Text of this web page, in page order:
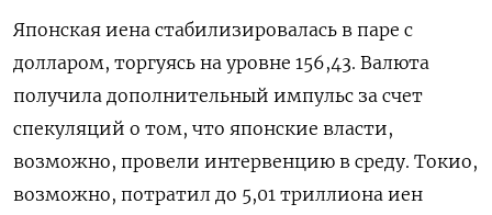
Японская иена стабилизировалась в паре с
долларом, торгуясь на уровне 156,43. Валюта
получила дополнительный импульс за ‌счет
спекуляций о том, что японские власти,
возможно, провели интервенцию в среду. Токио,
возможно, потратил до 5,01 триллиона иен